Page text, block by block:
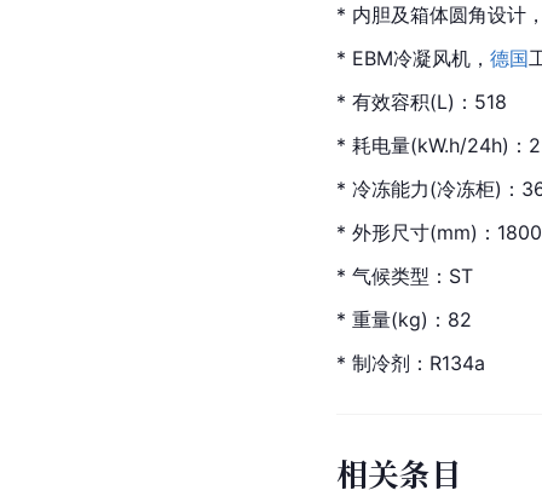
* 内胆及箱体圆角设计
* EBM冷凝风机， 德国
* 有效容积(L)：518
* 耗电量(kW.h/24h)：
* 冷冻能力(冷冻柜)：
* 外形尺寸(mm)：
* 气候类型：ST
* 重量(kg)：82
* 制冷剂： R134a
相关条目